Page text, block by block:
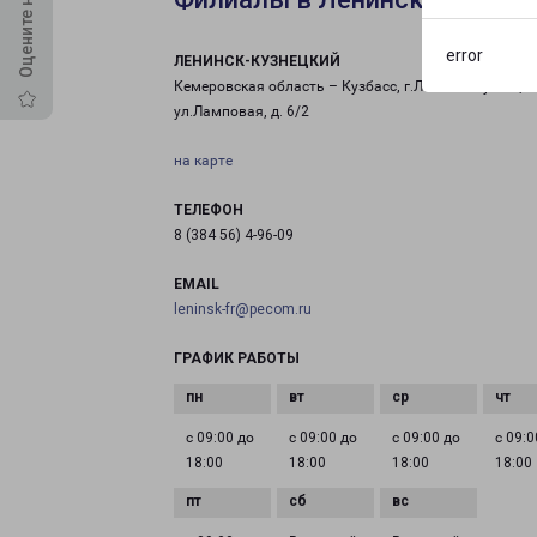
error
ЛЕНИНСК-КУЗНЕЦКИЙ
Кемеровская область – Кузбасс, г.Ленинск-
ул.Ламповая, д. 6/2
на карте
ТЕЛЕФОН
8 (384 56) 4-96-09
EMAIL
leninsk-fr@pecom.ru
ГРАФИК РАБОТЫ
с 09:00 до
18:00
с 09:00 до
18:00
с 09:00 до
18:00
с
18:00